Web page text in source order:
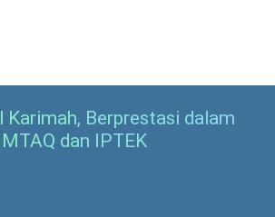
Karimah, Berprestasi dalam
dan IPTEK